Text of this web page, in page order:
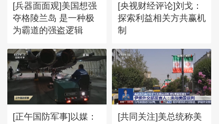
[兵器面面观]美国想强
夺格陵兰岛 是一种极
为霸道的强盗逻辑
[央视财经评论]刘戈：
探索利益相关方共赢机
制
[正午国防军事]以媒：
[共同关注]美总统称美